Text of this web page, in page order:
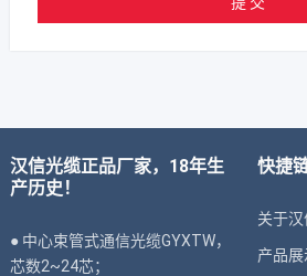
汉信光缆正品厂家，18年生
产历史！
● 中心束管式通信光缆GYXTW，
芯数2~24芯；
快捷
关于汉
产品展